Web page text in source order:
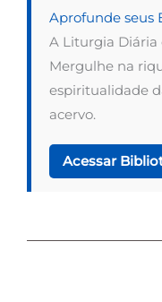
Aprofunde seus
A Liturgia Diária
Mergulhe na
espiritualidade
acervo.
Acessar